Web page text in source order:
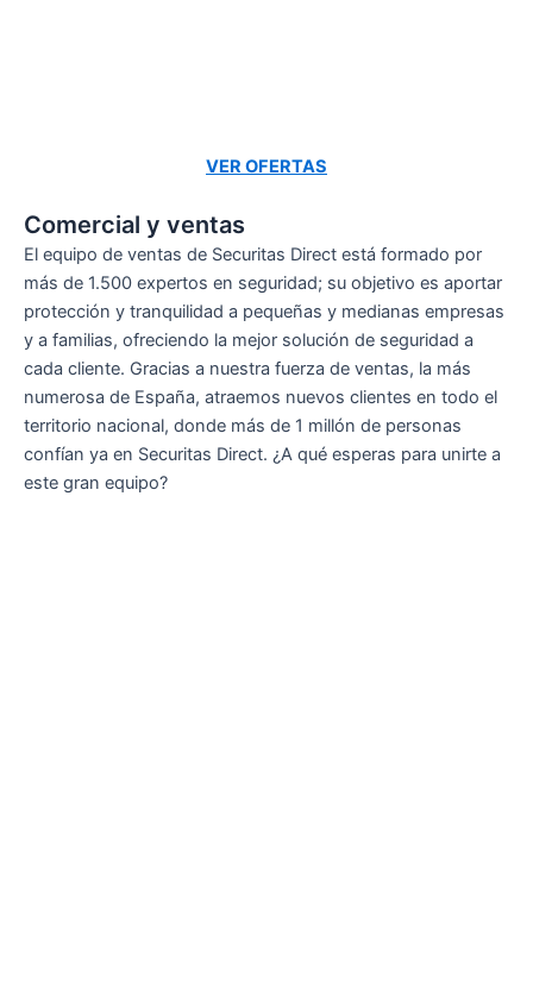
VER OFERTAS
Comercial y ventas
El equipo de ventas de Securitas Direct está formado por
más de 1.500 expertos en seguridad; su objetivo es aportar
protección y tranquilidad a pequeñas y medianas empresas
y a familias, ofreciendo la mejor solución de seguridad a
cada cliente. Gracias a nuestra fuerza de ventas, la más
numerosa de España, atraemos nuevos clientes en todo el
territorio nacional, donde más de 1 millón de personas
confían ya en Securitas Direct. ¿A qué esperas para unirte a
este gran equipo?